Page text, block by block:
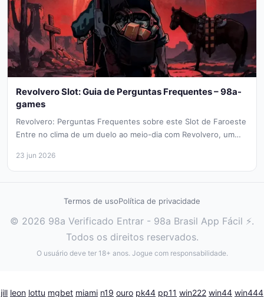
Revolvero Slot: Guia de Perguntas Frequentes – 98a-
games
Revolvero: Perguntas Frequentes sobre este Slot de Faroeste
Entre no clima de um duelo ao meio-dia com Revolvero, um
23 jun 2026
Termos de usoPolítica de privacidade
© 2026 98a Verificado Entrar - 98a Brasil App Fácil ⚡.
Todos os direitos reservados.
O usuário deve ter 18+ anos. Jogue com responsabilidade.
jill leon lottu mgbet miami n19 ouro pk44 pp11 win222 win44 win444